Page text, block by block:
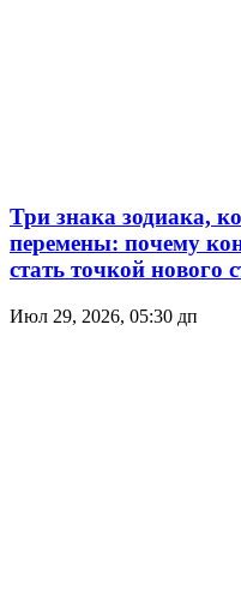
Три знака зодиака,
перемены: почему
стать точкой нового
Июл 29, 2026, 05:30 дп